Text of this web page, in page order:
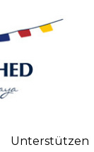
Unterstützen